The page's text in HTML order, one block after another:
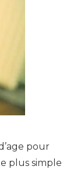
pour
plus simple